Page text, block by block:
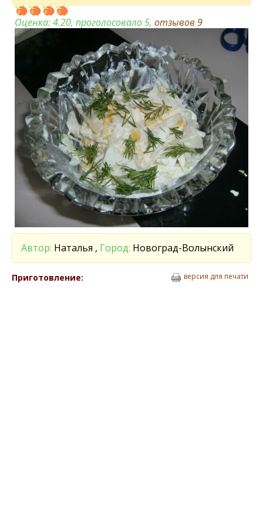
Оценка:4.20, проголосовало 5, отзывов 9
Автор: Наталья , Город: Новоград-Волынский
Приготовление: версия для печати